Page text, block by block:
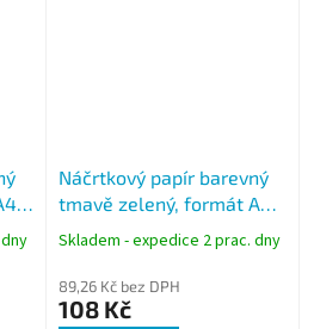
Náčrtkový papír barevný
tmavě zelený, formát A4,
80g, 100 listů
Skladem - expedice 2 prac. dny
89,26 Kč bez DPH
108 Kč